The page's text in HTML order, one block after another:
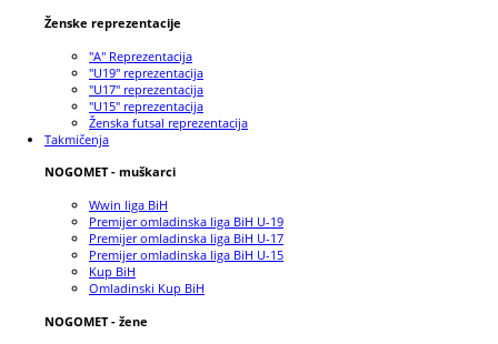
Ženske reprezentacije
"A" Reprezentacija
"U19" reprezentacija
"U17" reprezentacija
"U15" reprezentacija
Ženska futsal reprezentacija
Takmičenja
NOGOMET - muškarci
Wwin liga BiH
Premijer omladinska liga BiH U-19
Premijer omladinska liga BiH U-17
Premijer omladinska liga BiH U-15
Kup BiH
Omladinski Kup BiH
NOGOMET - žene